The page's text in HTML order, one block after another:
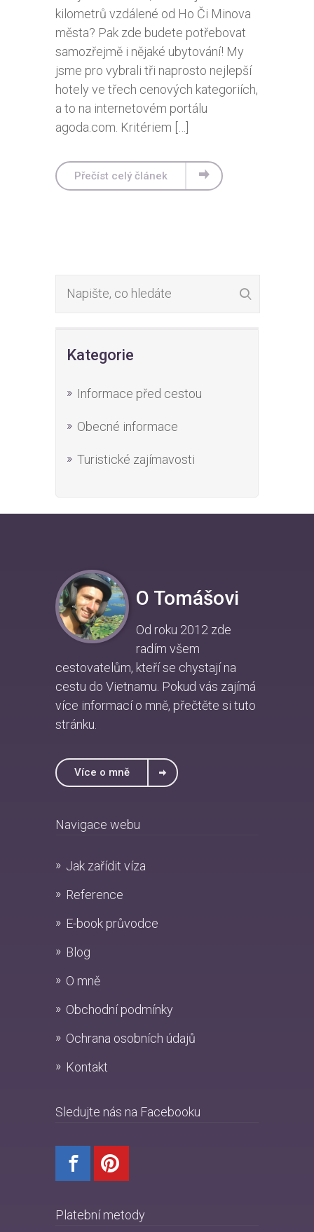
kilometrů vzdálené od Ho Či Minova
města? Pak zde budete potřebovat
samozřejmě i nějaké ubytování! My
jsme pro vybrali tři naprosto nejlepší
hotely ve třech cenových kategoriích,
a to na internetovém portálu
agoda.com. Kritériem […]
Přečíst celý článek
Kategorie
Informace před cestou
Obecné informace
Turistické zajímavosti
O Tomášovi
Od roku 2012 zde
radím všem
cestovatelům, kteří se chystají na
cestu do Vietnamu. Pokud vás zajímá
více informací o mně, přečtěte si tuto
stránku
Více o mně
Navigace webu
Jak zařídit víza
Reference
E-book průvodce
Blog
O mně
Obchodní podmínky
Ochrana osobních údajů
Kontakt
Sledujte nás na Facebooku
Platební metody